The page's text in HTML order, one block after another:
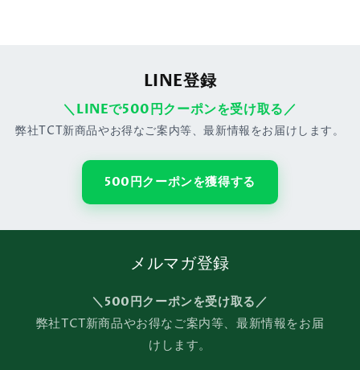
LINE登録
＼LINEで500円クーポンを受け取る／
弊社TCT新商品やお得なご案内等、最新情報をお届けします。
500円クーポンを獲得する
メルマガ登録
＼500円クーポンを受け取る／
弊社TCT新商品やお得なご案内等、最新情報をお届
けします。